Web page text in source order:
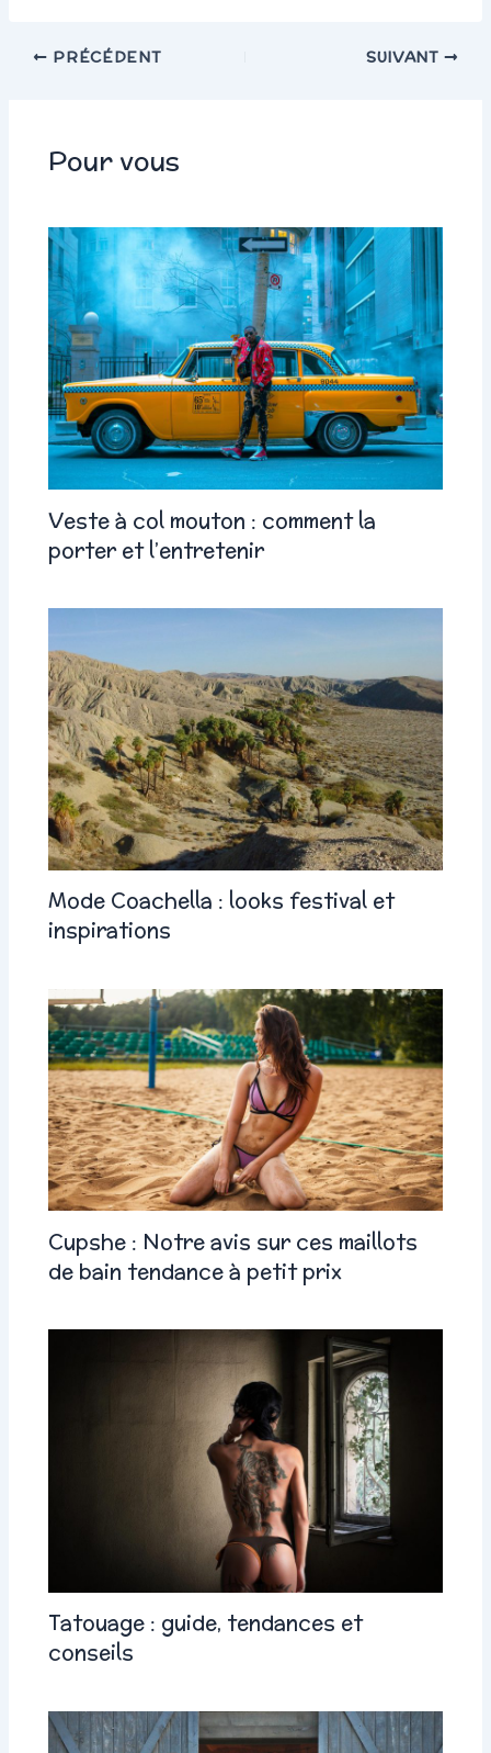
PRÉCÉDENT SUIVANT
Pour vous
Veste à col mouton : comment la
porter et l’entretenir
Mode Coachella : looks festival et
inspirations
Cupshe : Notre avis sur ces maillots
de bain tendance à petit prix
Tatouage : guide, tendances et
conseils